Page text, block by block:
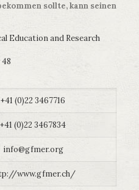
sollte, kann seinen
Education and Research
+41 (0)22 3467716
+41 (0)22 3467834
info@gfmer.org
www.gfmer.ch/